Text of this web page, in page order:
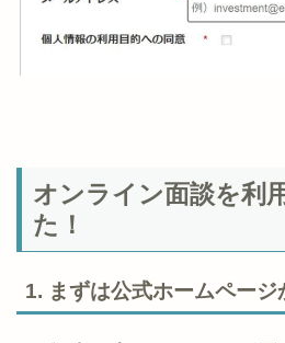
オンライン面談を利
た！
1. まずは公式ホームページ